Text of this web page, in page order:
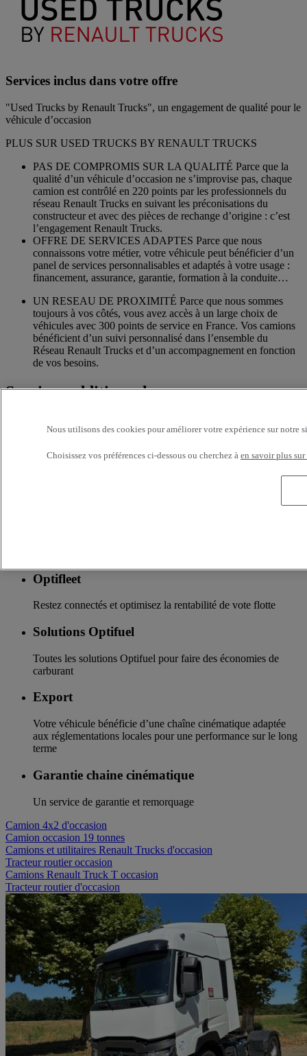
Services inclus dans votre offre
"Used Trucks by Renault Trucks", un engagement de qualité pour le
véhicule d’occasion
PLUS SUR USED TRUCKS BY RENAULT TRUCKS
PAS DE COMPROMIS SUR LA QUALITÉ Parce que la
qualité d’un véhicule d’occasion ne s’improvise pas, chaque
camion est contrôlé en 220 points par les professionnels du
réseau Renault Trucks en suivant les préconisations du
constructeur et avec des pièces de rechange d’origine : c’est
l’engagement Renault Trucks.
OFFRE DE SERVICES ADAPTES Parce que nous
connaissons votre métier, votre véhicule peut bénéficier d’un
panel de services personnalisables et adaptés à votre usage :
financement, assurance, garantie, formation à la conduite…
UN RESEAU DE PROXIMITÉ Parce que nous sommes
toujours à vos côtés, vous avez accès à un large choix de
véhicules avec 300 points de service en France. Vos camions
bénéficient d’un suivi personnalisé dans l’ensemble du
Réseau Renault Trucks et d’un accompagnement en fonction
de vos besoins.
Services additionnels
La garantie de services de financements et d’assurances sur
Optifleet
Restez connectés et optimisez la rentabilité de vote flotte
Solutions Optifuel
Toutes les solutions Optifuel pour faire des économies de
carburant
Export
Votre véhicule bénéficie d’une chaîne cinématique adaptée
aux réglementations locales pour une performance sur le long
terme
Garantie chaine cinématique
Un service de garantie et remorquage
Camion 4x2 d'occasion
Camion occasion 19 tonnes
Camions et utilitaires Renault Trucks d'occasion
Tracteur routier occasion
Camions Renault Truck T occasion
Tracteur routier d'occasion
Nous utilisons des cookies pour améliorer votre expérience sur notre
Choisissez vos préférences ci-dessous ou cherchez à en savoir plus